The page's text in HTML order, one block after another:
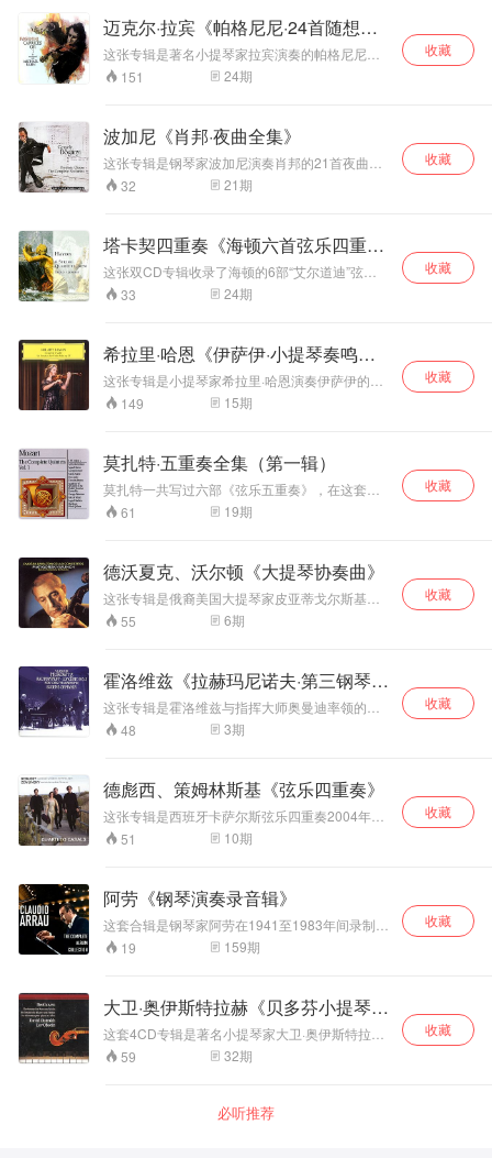
度煽情，克制、通
透，歌唱性极强，
触键音色温润，对
复调层次处理是一
大亮点，区别于很
戏剧化的处理方
式。 这版录音在伦
敦完成，钢琴音色
饱满自然，动态范
围大，是傅聪艺术
音。其中Op.48、
Op.62都是肖邦晚
期杰作：c小调
Op.48‑1 宏大悲
的夜曲，意境内敛
沧桑。
非常清晰，把夜曲
内在复调线条清晰
地剥离出来，而不
是一味朦胧的浪漫
处理上，自由速度
（rubato）克制而
有灵气，不会过度
拖沓煽情；部分曲
目速度比常见版本
促，重在音乐气韵
流动。
跃在世界各地舞
台，广受乐迷喜
爱。玛莎·阿格里奇
流畅的音乐风格和
华丽的音色折服无
数乐迷。两位乐坛
朗克的《长笛奏鸣
曲》。两位大师的
精妙配合，让音乐
笛声更加飘逸高
贵。1975年是高威
气，音色明亮。具
有强烈的金属质
演奏技巧、丰富的
力度变化，音色自
然，钢琴高音区的
优秀平衡和生动的
空间感使这张唱片
更具聆听和收藏价
优秀的室内乐唱
片。 普罗科菲耶夫
《D大调第二号长
笛奏鸣曲》作品
沿袭了古典奏鸣曲
的结构，而在和声
性作品。长笛独奏
部分技巧飞扬、充
满着戏剧般的张力
迈克尔·拉宾《帕格尼尼·24首随想
曲》
这张专辑是著名小提琴家拉宾演奏的帕格尼尼
《24首随想曲》，是一张评价很高的录音。大多
数人以为24首是炫技性的集“弓弦体操”之大成的
来是那位曾经倾倒几代人的小提琴魔术师的极富
性情之作。拉宾是用整个心情在拉琴，琴声与众
不同，声音飘然入云，这里有傲视世俗的风骨，
有奔放不羁的豪迈，有刻骨铭心的苦痛，以及刁
钻古怪的精灵念头。具有人所不及的深广之息。
151 24期
收藏
波加尼《肖邦·夜曲全集》
这张专辑是钢琴家波加尼演奏肖邦的21首夜曲。
波加尼纯熟的技巧，无懈可击的演绎，配合灵巧
精密的录音技巧，最崭新的科技器材，将这部钢
溢的年轻钢琴演奏家盖勒盖依·波加尼（Gergely
Boganyi）出生于匈牙利华锡治市的音乐世家，
曾就读于布达佩斯的李斯特音乐学院、赫斯辛基
的西贝柳斯音乐学院、印第安纳大学音乐系及柏
林祈恩斯蒂音乐学院，师承多位著名音乐名师，
包括1993年度布达佩斯莫扎特及肖邦钢琴比赛第
一奖及1996年度布达佩斯李斯特钢琴比赛大奖。
虽然肖邦的夜曲已经是许多著名钢琴家都挑战过
的曲目，但是波加尼的演出带着一种轻松、自在
听者有耳目一新的新鲜感。加上老虎鱼采用
Fazioli F308平台钢琴，由麦克风混音后，立体声
两轨讯号直接转为DSD，直接转为SACD的玻璃
母盘。这种“直刻SACD”以最短的讯号路径、最简
的21首钢琴《夜曲》是其最重要的作品之一，反
映了他不同时期的创作特点，其浪漫的旋律和独
特的风格深受人们的喜爱。钢琴之王李斯特曾评
价：肖邦在所有《夜曲》所赋予的出类拔萃的灵
32 21期
收藏
塔卡契四重奏《海顿六首弦乐四重
奏》
这张双CD专辑收录了海顿的6部“艾尔道迪”弦乐
四重奏（作品76），由塔卡契弦乐四重奏团演
奏。 海顿的音乐风格热情、典雅，充满了欢乐、
一样。他总是用这种笔调来歌颂大自然，歌颂生
活。在他的作品中，还经常可以感受到鲜明的奥
地利民歌风格。海顿作品的另一个特点是具有巧
妙的幽默感，乐曲中充满了愉快而别致的情趣。
在弦乐四重奏中，海顿采用“说话的原则”，即各声
学会了写作四重奏的真正方法。”在交响曲中，
他“确立了以短小动机加以动力性展开的奏鸣性发
展原则，废除了数字低音的传统，以及开始确立
了近代管弦乐的编制和配器原则”。这些，都给予
重奏：《“艾尔道迪”四重奏》作品76（第75号至
第80号），题献给艾尔道迪伯爵。整套作品首先
是四件乐器更加地位均等、互有特性，很好地体
现出相互对话的原则。其次是主题带有浪漫主义
胆。尤其是其中的《五度》、《皇帝》、《日
出》三首带标题的四重奏更是传世佳作，知名度
极高。
33 24期
收藏
希拉里·哈恩《伊萨伊·小提琴奏鸣
曲》
这张专辑是小提琴家希拉里·哈恩演奏伊萨伊的六
首无伴奏小提琴奏鸣曲。从《第一号奏鸣曲》终
曲的清新乐段，以及《第五号奏鸣曲》“Danse
对于伊萨伊风格镌刻在音乐基因里的认同。哈恩
将《第二号奏鸣曲》里的“Malinconia”视为对她而
言格外重要的乐章。“这是一个很短的乐章，但我
喜欢它表达的方式，听起来很轻快，但仿佛也让
时间停止了。”哈恩表示，“小提琴的声音起初很
洗涤人心，让我的灵魂深处也感到舒畅。” 哈恩保
证，初次聆听伊萨伊小提琴奏鸣曲的乐迷会大饱
耳福，享受到绝妙的聆听体验。“这些奏鸣曲充满
活力、变化无常、冲劲十足，你很难只把它们当
乐有“催眠的魔力——它们并非是用冥想的方式来
让你平静，而是使你沉浸其中，迷失方向，让你
的感觉和感官交织在一起。这些音乐情感丰沛，
在空间音频的加持下，你会真切感觉到音乐就环
149 15期
收藏
莫扎特·五重奏全集（第一辑）
莫扎特一共写过六部《弦乐五重奏》，在这套专
辑中，除了这六部弦乐五重奏外，还收录了另外
几部为弦乐器和别的乐器写的重奏曲。 一提起“弦
奏”，知道的人就不一定很多了，其实，“弦乐五重
奏”就是在原来“弦乐四重奏”的四件乐器的基础上
再加了一件乐器，这件乐器就是中提琴或大提
琴，具体是加中提琴或是大提琴则是由作曲家在
创作乐曲时根据乐曲的需要而定的，因此，“弦乐
提琴。 2、第一小提琴，第二小提琴，中提琴，
第一大提琴，第二大提琴。 格鲁米欧是公认的诠
释莫扎特小提琴作品的权威，由他领导的弦乐四
重奏团演绎的这些曲目，音色靓丽、配合默契、
61 19期
收藏
德沃夏克、沃尔顿《大提琴协奏曲》
这张专辑是俄裔美国大提琴家皮亚蒂戈尔斯基与
明希指挥的波士顿交响乐团合作，演奏德沃夏
克、沃尔顿的《大提琴协奏曲》。专辑由金牌录
HiFi杰作，美国TAS榜100张最佳古典CD榜上名
版，香港《CD圣经》推荐：音色最醇厚的大提琴
协奏曲录音，Piatigorsky录音已是他的晚年时
间，其演奏与早期Columbia/Ormandy不可同日
而语，但我们依然可以听到大师的独特气质，优
厚度依然有尚佳的可听性，中意大提琴的发烧友
必买。 专辑收录两部音乐史上最优美的大提琴协
奏曲：德沃夏克和沃尔顿《大提琴协奏曲》。大
提琴向来以低沉迷人的音色为发烧友所喜爱。德
蒂戈尔斯基以其诠释浪漫派作品的深厚功力，将
大提琴丰润迷人的音色发挥到极至，被认为是作
品与演奏的天合之作。 沃尔顿的协奏曲原本就是
写来献给皮亚蒂戈尔斯基的，本专辑收录的也是
验音响素质的，音场十分惊人。明希的精彩指挥
精确而直接，乐曲纯净透明，丰沛的音色听起来
极富趣味，并且带着波希米亚民族乡土的诗情。
如此黄金搭配再由Lewis Layton操刀录音，再次
55 6期
收藏
霍洛维兹《拉赫玛尼诺夫·第三钢琴协
奏曲》
这张专辑是霍洛维兹与指挥大师奥曼迪率领的纽
约爱乐乐团合作，在卡内基音乐厅演奏拉赫玛尼
诺夫《第三钢琴协奏曲》的现场录音。这是一个
奏曲》，是音乐史上最伟大的钢琴作品之一。在
霍洛维兹指下的《第三钢琴协奏曲》，流淌出的
既有千里冰川，漫漫林莽的壮丽；又有溪流蜿
蜒，百花初绽的秀美。琴声中饱含着他对故乡的
挚爱，也弥漫着去国难返的悲伤。第一乐章开始
同的文化背景和流亡经历，使得霍洛维兹对这部
作品有着旁人难以企及的领悟；他凭借高超的演
奏能力，游刃有余地演奏这部令多数演奏者望而
却步的作品，特别是大师对节奏的把握，让整部
也由衷地称赞霍洛维兹演奏的《第三钢琴协奏
曲》是最完美的。 每次聆听霍洛维兹演奏的这部
作品，都会不由得感叹：只有在这样一个幅员广
阔、风光多姿的国度，才有可能诞生这种时而厚
壮阔的宏伟气魄，是其他出生于欧洲的音乐家无
48 3期
收藏
德彪西、策姆林斯基《弦乐四重奏》
这张专辑是西班牙卡萨尔斯弦乐四重奏2004年在
西班牙赫罗纳录制的，演奏德彪西、策姆林斯基
的弦乐四重奏。 德彪西《g小调弦乐四重奏》作
伊萨伊四重奏团首演。此曲的旋律是复杂而非歌
唱性的，第二乐章拨奏的铿锵和第三乐章的缠绵
形成鲜明的对比。此曲选用法国近代乐派采用的
循环主题法，共四个乐章。 策姆林斯基《第二弦
乐四重奏》作品15，作于1915年。1908年策姆
终以悲剧收场，马蒂尔德被说服回到了勋伯格身
边，而画家则自杀了。此曲描述的情感上的痛
苦，是回忆起画家理查德·盖斯特尔的自杀，以及
这段情变对勋伯格家庭造成的伤害。
51 10期
收藏
阿劳《钢琴演奏录音辑》
这套合辑是钢琴家阿劳在1941至1983年间录制的
所有专辑。其中1946年到1950年之间是阿劳第二
次赴美拓展事业的高峰，唱片公司完全尊重他以
括：理查·施特劳斯《滑稽曲》、韦伯《音乐会小
品》、贝多芬《第21号钢琴奏鸣曲“华德斯
坦”》、阿尔班尼士《伊贝利亚》等。 克劳迪奥·
阿劳（Claudio Arrau，1903-1991）智利钢琴
家。自幼有神童之称，曾到柏林求学，后定居纽
的演奏曲目范围十分广泛，从巴洛克到二十世纪
19 159期
收藏
大卫·奥伊斯特拉赫《贝多芬小提琴奏
鸣曲》
这套4CD专辑是著名小提琴家大卫·奥伊斯特拉赫
与钢琴家列夫·奥波林合作，演奏贝多芬的十部
《小提琴奏鸣曲》。贝多芬一共作有10首小提琴
罗斯小提琴学派的重要代表人物，上世纪最伟大
的小提琴家之一。大卫有着非凡的音乐才能和高
59 32期
收藏
必听推荐